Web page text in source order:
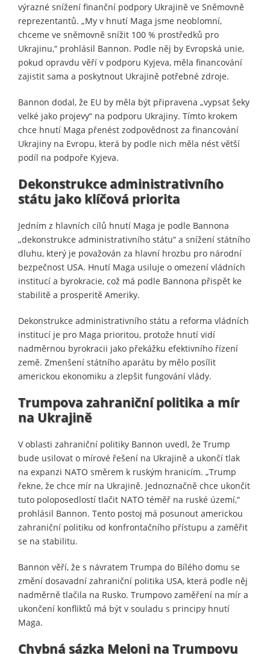
výrazné snížení finanční podpory Ukrajině ve Sněmovně
reprezentantů. „My v hnutí Maga jsme neoblomní,
chceme ve sněmovně snížit 100 % prostředků pro
Ukrajinu,“ prohlásil Bannon. Podle něj by Evropská unie,
pokud opravdu věří v podporu Kyjeva, měla financování
zajistit sama a poskytnout Ukrajině potřebné zdroje.
Bannon dodal, že EU by měla být připravena „vypsat šeky
velké jako projevy“ na podporu Ukrajiny. Tímto krokem
chce hnutí Maga přenést zodpovědnost za financování
Ukrajiny na Evropu, která by podle nich měla nést větší
podíl na podpoře Kyjeva.
Dekonstrukce administrativního
státu jako klíčová priorita
Jedním z hlavních cílů hnutí Maga je podle Bannona
„dekonstrukce administrativního státu“ a snížení státního
dluhu, který je považován za hlavní hrozbu pro národní
bezpečnost USA. Hnutí Maga usiluje o omezení vládních
institucí a byrokracie, což má podle Bannona přispět ke
stabilitě a prosperitě Ameriky.
Dekonstrukce administrativního státu a reforma vládních
institucí je pro Maga prioritou, protože hnutí vidí
nadměrnou byrokracii jako překážku efektivního řízení
země. Zmenšení státního aparátu by mělo posílit
americkou ekonomiku a zlepšit fungování vlády.
Trumpova zahraniční politika a mír
na Ukrajině
V oblasti zahraniční politiky Bannon uvedl, že Trump
bude usilovat o mírové řešení na Ukrajině a ukončí tlak
na expanzi NATO směrem k ruským hranicím. „Trump
řekne, že chce mír na Ukrajině. Jednoznačně chce ukončit
tuto poloposedlostí tlačit NATO téměř na ruské území,“
prohlásil Bannon. Tento postoj má posunout americkou
zahraniční politiku od konfrontačního přístupu a zaměřit
se na stabilitu.
Bannon věří, že s návratem Trumpa do Bílého domu se
změní dosavadní zahraniční politika USA, která podle něj
nadměrně tlačila na Rusko. Trumpovo zaměření na mír a
ukončení konfliktů má být v souladu s principy hnutí
Maga.
Chybná sázka Meloni na Trumpovu